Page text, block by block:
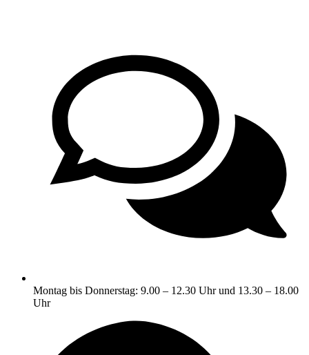
Montag bis Donnerstag: 9.00 – 12.30 Uhr und 13.30 – 18.00
Uhr